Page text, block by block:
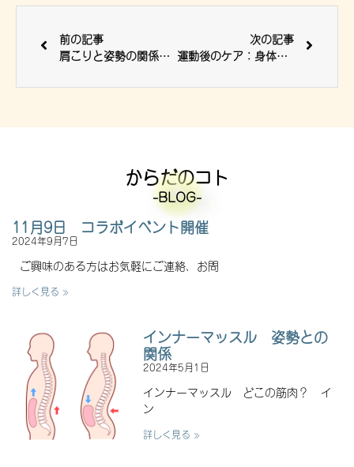
前の記事
肩こりと姿勢の関係 猫背・反り腰・ストレートネック
次の記事
運動後のケア：身体と心のリフレッシュの秘訣 ストレッチ
からだのコト
-BLOG-
11月9日 コラボイベント開催
2024年9月7日
ご興味のある方はお気軽にご連絡、お問
詳しく見る »
インナーマッスル 姿勢との
関係
2024年5月1日
インナーマッスル どこの筋肉？ イ
ン
詳しく見る »